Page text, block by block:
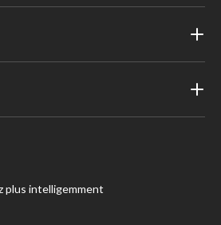
pneus et que vous en prenez soin, ils peuvent
les ranger, il vaut mieux bien les nettoyer de la
accumulé
plus intelligemment